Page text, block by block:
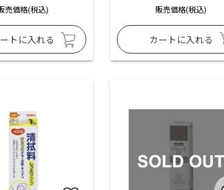
売価格(税込) 販売価格(税込)